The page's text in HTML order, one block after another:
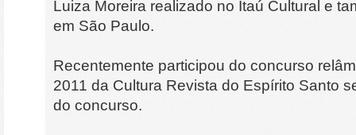
Luiza Moreira realizado no Itaú Cultural e
em São Paulo.
Recentemente participou do concurso
2011 da Cultura Revista do Espírito Santo
do concurso.